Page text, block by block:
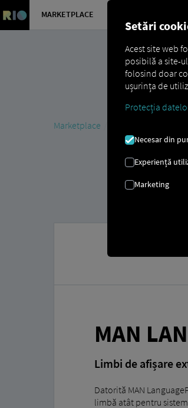
MARKETPLACE
Marketplace
MAN
Limbi de afișare
Datorită MAN
limbă atât pentru
Setări
Acest site web
posibilă a site-
folosind doar
ușurința de
Protecția
Necesar din
Experiență
Marketing